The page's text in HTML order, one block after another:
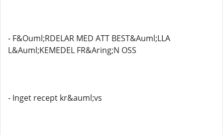
- F&Ouml;RDELAR MED ATT BEST&Auml;LLA
L&Auml;KEMEDEL FR&Aring;N OSS
- Inget recept kr&auml;vs